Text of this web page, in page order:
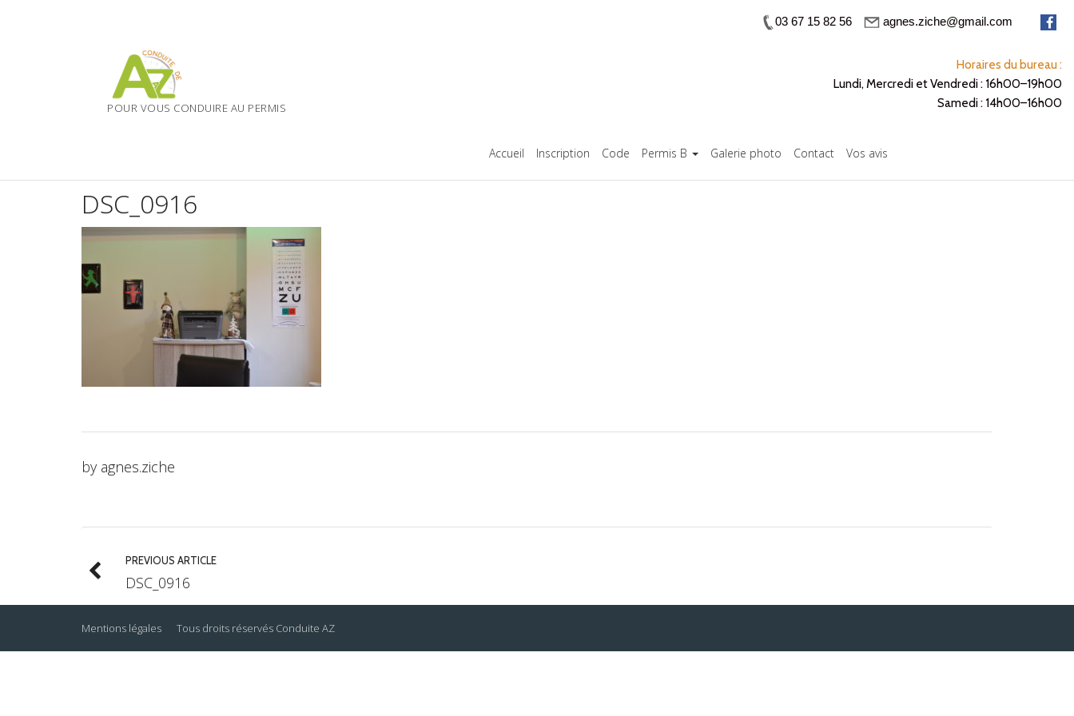
03 67 15 82 56 agnes.ziche@gmail.com
POUR VOUS CONDUIRE AU PERMIS
Horaires du bureau :
Lundi, Mercredi et Vendredi : 16h00–19h00
Samedi : 14h00–16h00
Accueil Inscription Code Permis B Galerie photo Contact Vos avis
DSC_0916
by agnes.ziche
PREVIOUS ARTICLE
DSC_0916
Mentions légales Tous droits réservés Conduite AZ